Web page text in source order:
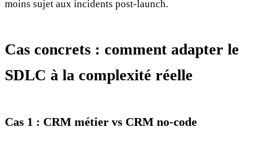
moins sujet aux incidents post-launch.
Cas concrets : comment adapter le
SDLC à la complexité réelle
Cas 1 : CRM métier vs CRM no-code